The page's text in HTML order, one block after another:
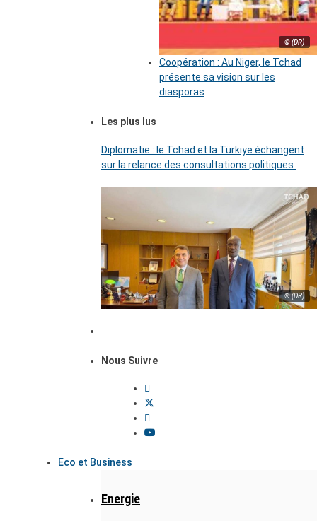
© (DR)
Coopération : Au Niger, le Tchad
présente sa vision sur les
diasporas
Les plus lus
Diplomatie : le Tchad et la Türkiye échangent
sur la relance des consultations politiques
© (DR)
Nous Suivre
Eco et Business
Energie